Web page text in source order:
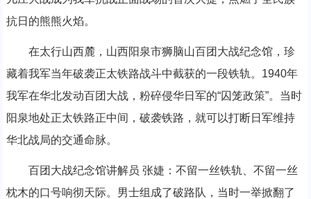
抗日的熊熊火焰。
在太行山西麓，山西阳泉市狮脑山百团大战纪念馆，珍
藏着我军当年破袭正太铁路战斗中截获的一段铁轨。1940年
我军在华北发动百团大战，粉碎侵华日军的“囚笼政策”。当时
阳泉地处正太铁路正中间，破袭铁路，就可以打断日军维持
华北战局的交通命脉。
百团大战纪念馆讲解员 张婕：不留一丝铁轨、不留一丝
枕木的口号响彻天际。男士组成了破路队，当时一举掀翻了